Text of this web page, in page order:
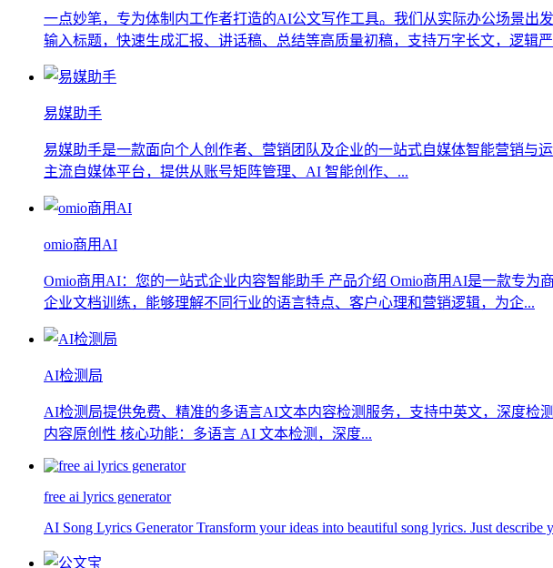
一点妙笔，专为体制内工作者打造的AI公文写作工具。我们从实际办公场景出
输入标题，快速生成汇报、讲话稿、总结等高质量初稿，支持万字长文，逻辑
易媒助手
易媒助手是一款面向个人创作者、营销团队及企业的一站式自媒体智能营销与
主流自媒体平台，提供从账号矩阵管理、AI 智能创作、...
omio商用AI
Omio商用AI：您的一站式企业内容智能助手 产品介绍 Omio商用AI是一款专
企业文档训练，能够理解不同行业的语言特点、客户心理和营销逻辑，为企...
AI检测局
AI检测局提供免费、精准的多语言AI文本内容检测服务，支持中英文，深度检
内容原创性 核心功能：多语言 AI 文本检测，深度...
free ai lyrics generator
AI Song Lyrics Generator Transform your ideas into beautiful song lyrics. Just describe